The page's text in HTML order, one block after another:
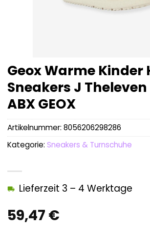
Geox Warme Kinder
Sneakers J Theleven
ABX GEOX
59,47 €
Lieferzeit 3 – 4 Werktage
Artikelnummer: 8056206298286
Kategorie: Sneakers & Turnschuhe